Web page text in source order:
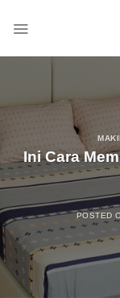
Ini Cara
POSTED